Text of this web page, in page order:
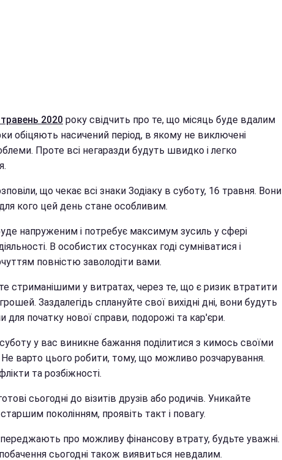
2020 року свідчить про те, що місяць буде вдалим
обіцяють насичений період, в якому не виключені
Проте всі негаразди будуть швидко і легко
що чекає всі знаки Зодіаку в суботу, 16 травня. Вони
кого цей день стане особливим.
напруженим і потребує максимум зусиль у сфері
В особистих стосунках годі сумніватися і
повністю заволодіти вами.
стриманішими у витратах, через те, що є ризик втратити
Заздалегідь сплануйте свої вихідні дні, вони будуть
для початку нової справи, подорожі та кар'єри.
у вас виникне бажання поділитися з кимось своїми
варто цього робити, тому, що можливо розчарування.
та розбіжності.
сьогодні до візитів друзів або родичів. Уникайте
старшим поколінням, проявіть такт і повагу.
про можливу фінансову втрату, будьте уважні.
сьогодні також виявиться невдалим.